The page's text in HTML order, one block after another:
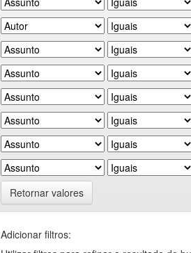
Retornar valores
Adicionar filtros: